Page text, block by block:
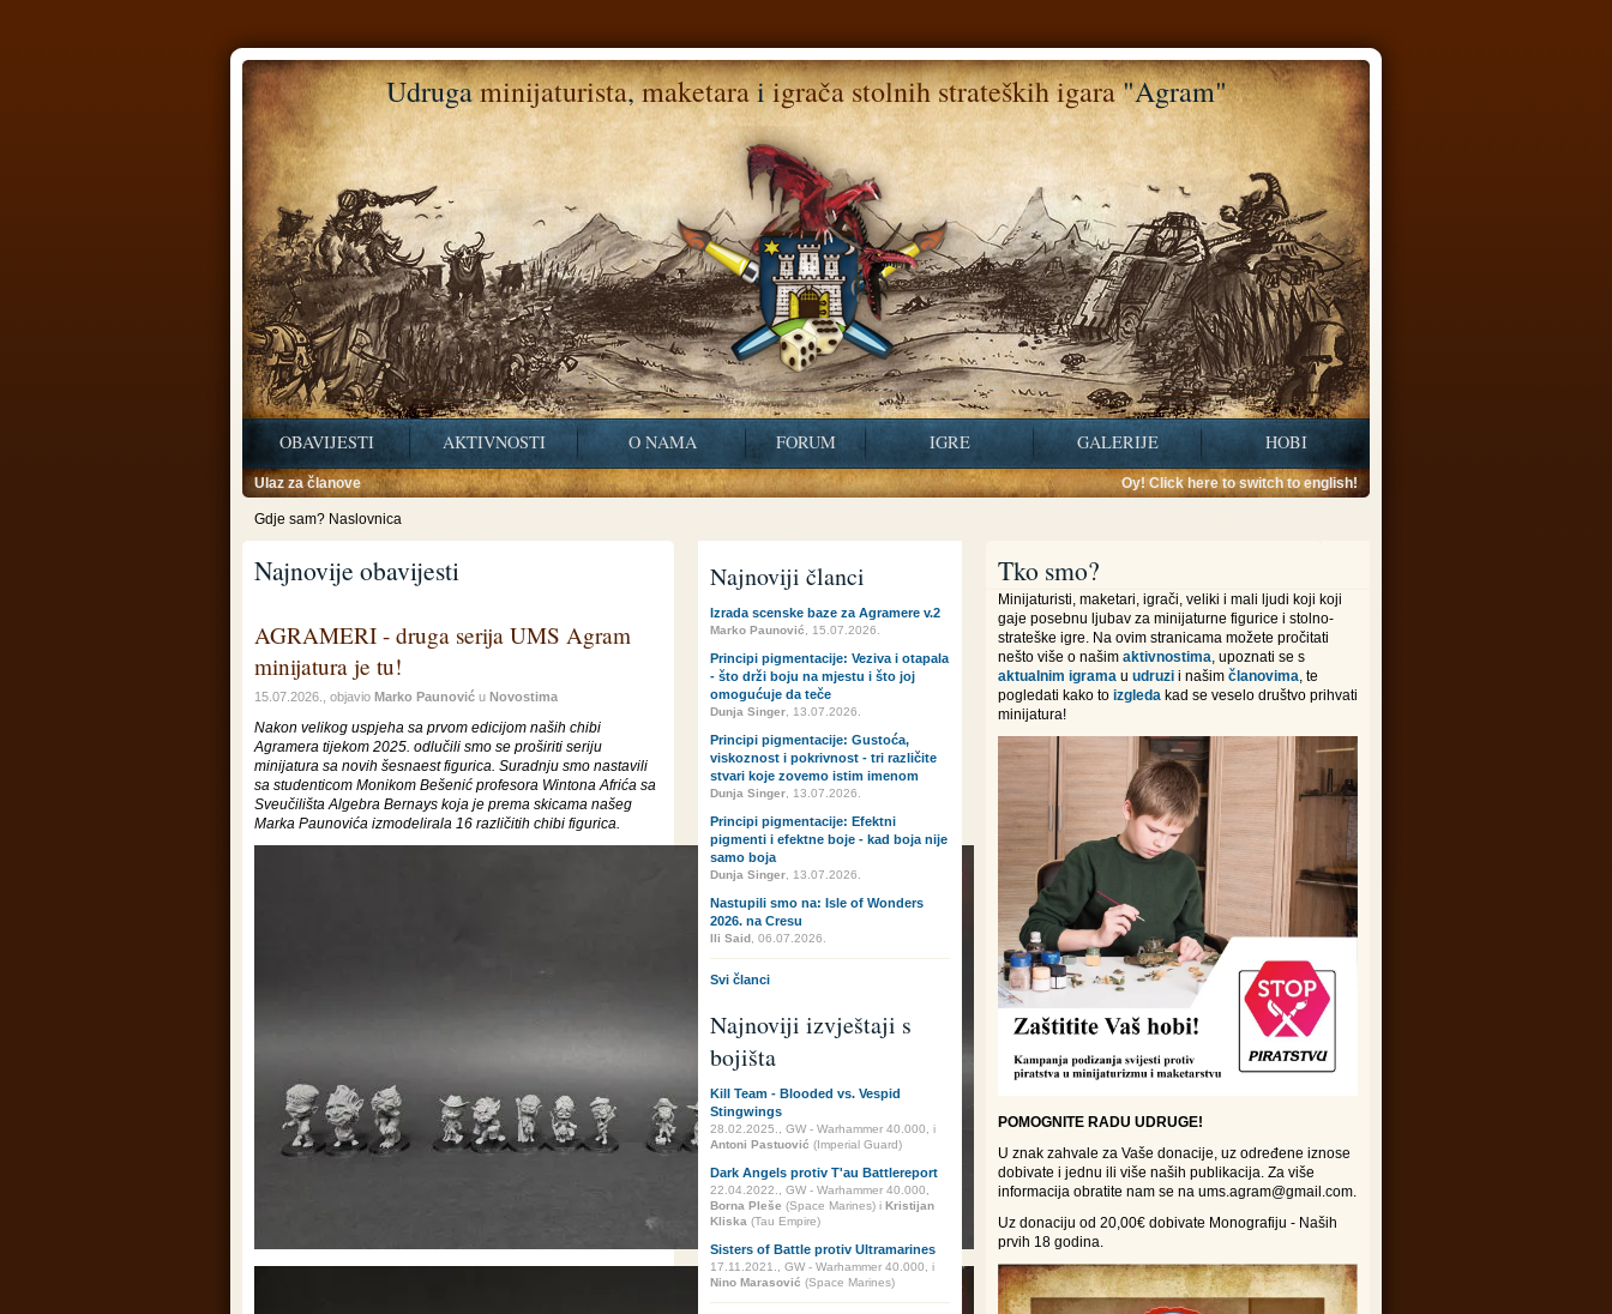
OBAVIJESTI AKTIVNOSTI O NAMA FORUM IGRE GALERIJE HOBI
Oy! Click here to switch to english!
Udrugaminijaturista,maketaraiigrača stolnih strateških igara"Agram"
Ulaz za članove
Gdje sam? Naslovnica
Najnovije obavijesti
AGRAMERI - druga serija UMS Agram
minijatura je tu!
15.07.2026., objavio Marko Paunović u Novostima
Nakon velikog uspjeha sa prvom edicijom naših chibi
Agramera tijekom 2025. odlučili smo se proširiti seriju
minijatura sa novih šesnaest figurica. Suradnju smo nastavili
sa studenticom Monikom Bešenić profesora Wintona Afrića sa
Sveučilišta Algebra Bernays koja je prema skicama našeg
Marka Paunovića izmodelirala 16 različitih chibi figurica.
Najnoviji članci
Izrada scenske baze za Agramere v.2
Marko Paunović , 15.07.2026.
Principi pigmentacije: Veziva i otapala
- što drži boju na mjestu i što joj
omogućuje da teče
Dunja Singer , 13.07.2026.
Principi pigmentacije: Gustoća,
viskoznost i pokrivnost - tri različite
stvari koje zovemo istim imenom
Dunja Singer , 13.07.2026.
Principi pigmentacije: Efektni
pigmenti i efektne boje - kad boja nije
samo boja
Dunja Singer , 13.07.2026.
Nastupili smo na: Isle of Wonders
2026. na Cresu
Ili Said , 06.07.2026.
Svi članci
Najnoviji izvještaji s
bojišta
Kill Team - Blooded vs. Vespid
Stingwings
28.02.2025., GW - Warhammer 40.000, i
Antoni Pastuović (Imperial Guard)
Dark Angels protiv T'au Battlereport
22.04.2022., GW - Warhammer 40.000,
Borna Pleše (Space Marines) i Kristijan
Kliska (Tau Empire)
Sisters of Battle protiv Ultramarines
17.11.2021., GW - Warhammer 40.000, i
Nino Marasović (Space Marines)
Tko smo?
Minijaturisti, maketari, igrači, veliki i mali ljudi koji koji
gaje posebnu ljubav za minijaturne figurice i stolno-
strateške igre. Na ovim stranicama možete pročitati
nešto više o našim aktivnostima, upoznati se s
aktualnim igrama u udruzi i našim članovima, te
pogledati kako to izgleda kad se veselo društvo prihvati
minijatura!
POMOGNITE RADU UDRUGE!
U znak zahvale za Vaše donacije, uz određene iznose
dobivate i jednu ili više naših publikacija. Za više
informacija obratite nam se na ums.agram@gmail.com.
Uz donaciju od 20,00€ dobivate Monografiju - Naših
prvih 18 godina.